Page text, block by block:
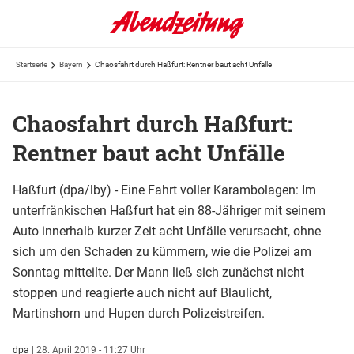
Startseite Bayern Chaosfahrt durch Haßfurt: Rentner baut acht Unfälle
Chaosfahrt durch Haßfurt:
Rentner baut acht Unfälle
Haßfurt (dpa/lby) - Eine Fahrt voller Karambolagen: Im
unterfränkischen Haßfurt hat ein 88-Jähriger mit seinem
Auto innerhalb kurzer Zeit acht Unfälle verursacht, ohne
sich um den Schaden zu kümmern, wie die Polizei am
Sonntag mitteilte. Der Mann ließ sich zunächst nicht
stoppen und reagierte auch nicht auf Blaulicht,
Martinshorn und Hupen durch Polizeistreifen.
dpa | 28. April 2019 - 11:27 Uhr